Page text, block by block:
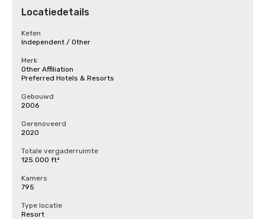
Locatiedetails
Keten
Independent / Other
Merk
Other Affiliation
Preferred Hotels & Resorts
Gebouwd
2006
Gerenoveerd
2020
Totale vergaderruimte
125.000 ft²
Kamers
795
Type locatie
Resort